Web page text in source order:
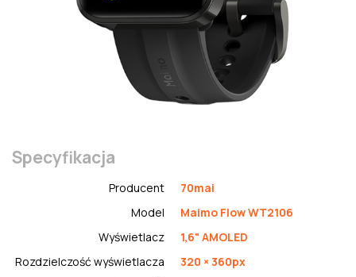
Specyfikacja
Producent
70mai
Model
Maimo Flow WT2106
Wyświetlacz
1,6" AMOLED
Rozdzielczość wyświetlacza
320 × 360px